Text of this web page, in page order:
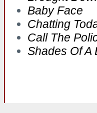
Baby Face
Chatting
Call The
Shades Of A